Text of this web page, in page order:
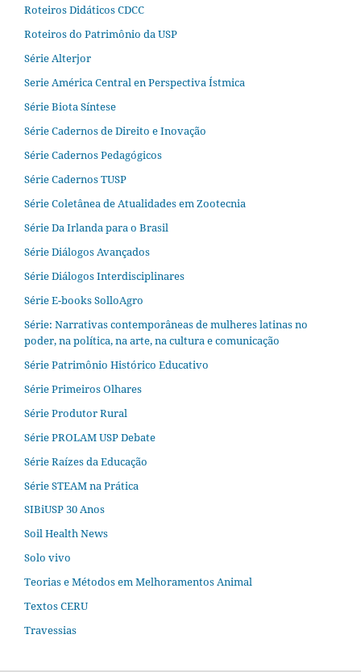
Roteiros Didáticos CDCC
Roteiros do Patrimônio da USP
Série Alterjor
Serie América Central en Perspectiva Ístmica
Série Biota Síntese
Série Cadernos de Direito e Inovação
Série Cadernos Pedagógicos
Série Cadernos TUSP
Série Coletânea de Atualidades em Zootecnia
Série Da Irlanda para o Brasil
Série Diálogos Avançados
Série Diálogos Interdisciplinares
Série E-books SolloAgro
Série: Narrativas contemporâneas de mulheres latinas no
poder, na política, na arte, na cultura e comunicação
Série Patrimônio Histórico Educativo
Série Primeiros Olhares
Série Produtor Rural
Série PROLAM USP Debate
Série Raízes da Educação
Série STEAM na Prática
SIBiUSP 30 Anos
Soil Health News
Solo vivo
Teorias e Métodos em Melhoramentos Animal
Textos CERU
Travessias